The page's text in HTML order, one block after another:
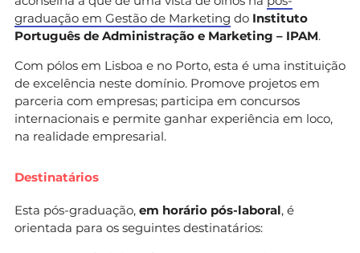
graduação em Gestão de Marketing do Instituto
Português de Administração e Marketing – IPAM.
Com pólos em Lisboa e no Porto, esta é uma instituição
de excelência neste domínio. Promove projetos em
parceria com empresas; participa em concursos
internacionais e permite ganhar experiência em loco,
na realidade empresarial.
Destinatários
Esta pós-graduação, em horário pós-laboral, é
orientada para os seguintes destinatários: